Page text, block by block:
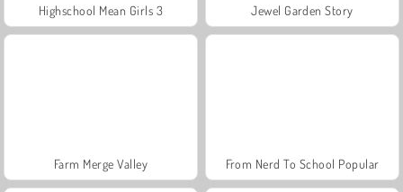
Highschool Mean Girls 3 Jewel Garden Story
Farm Merge Valley From Nerd To School Popular